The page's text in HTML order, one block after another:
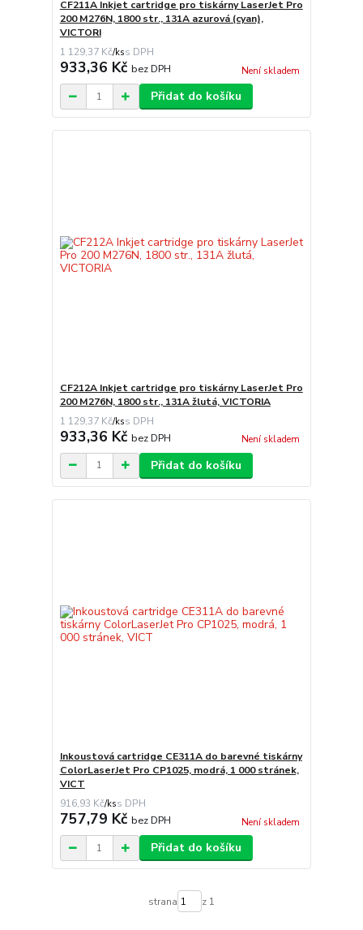
CF211A Inkjet cartridge pro tiskárny LaserJet Pro
200 M276N, 1800 str., 131A azurová (cyan),
VICTORI
1 129,37 Kč/ks
933,36 Kč bez DPH Není skladem
Přidat do košíku
CF212A Inkjet cartridge pro tiskárny LaserJet Pro
200 M276N, 1800 str., 131A žlutá, VICTORIA
1 129,37 Kč/ks
933,36 Kč bez DPH Není skladem
Přidat do košíku
Inkoustová cartridge CE311A do barevné tiskárny
ColorLaserJet Pro CP1025, modrá, 1 000 stránek,
VICT
916,93 Kč/ks
757,79 Kč bez DPH Není skladem
Přidat do košíku
strana z 1